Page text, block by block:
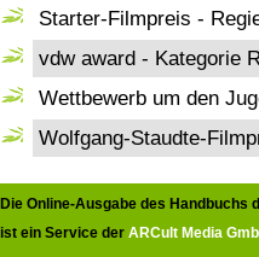
Starter-Filmpreis -
vdw award - Kategorie
Wettbewerb um den
Wolfgang-Staudte-
Die Online-Ausgabe des Handbuchs
ist ein Service der ARCult Media